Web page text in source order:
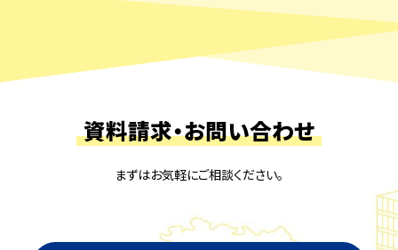
資料請求・お問い合わせ
まずはお気軽にご相談ください。